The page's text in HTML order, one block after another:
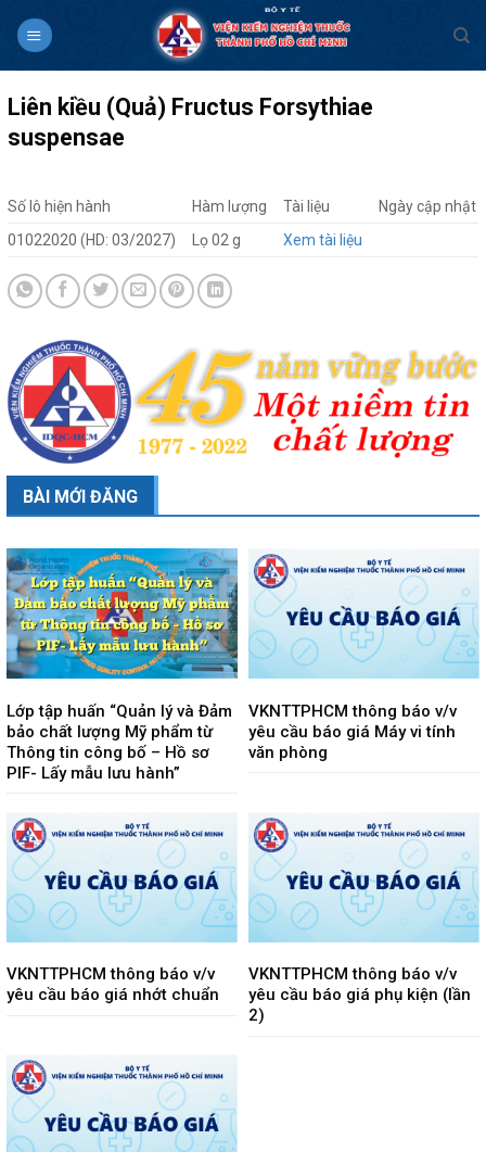
Liên kiều (Quả) Fructus Forsythiae
suspensae
Số lô hiện hành Hàm lượng Tài liệu
Ngày cập nhật
01022020 (HD: 03/2027)
Lọ 02 g Xem tài liệu
BÀI MỚI ĐĂNG
Lớp tập huấn “Quản lý và Đảm
bảo chất lượng Mỹ phẩm từ
Thông tin công bố – Hồ sơ
PIF- Lấy mẫu lưu hành”
VKNTTPHCM thông báo v/v
yêu cầu báo giá Máy vi tính
văn phòng
VKNTTPHCM thông báo v/v
yêu cầu báo giá nhớt chuẩn
VKNTTPHCM thông báo v/v
yêu cầu báo giá phụ kiện (lần
2)